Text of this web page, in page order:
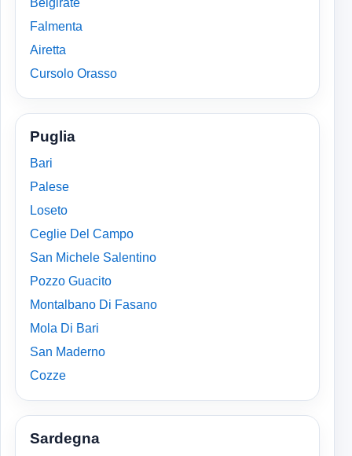
Belgirate
Falmenta
Airetta
Cursolo Orasso
Puglia
Bari
Palese
Loseto
Ceglie Del Campo
San Michele Salentino
Pozzo Guacito
Montalbano Di Fasano
Mola Di Bari
San Maderno
Cozze
Sardegna